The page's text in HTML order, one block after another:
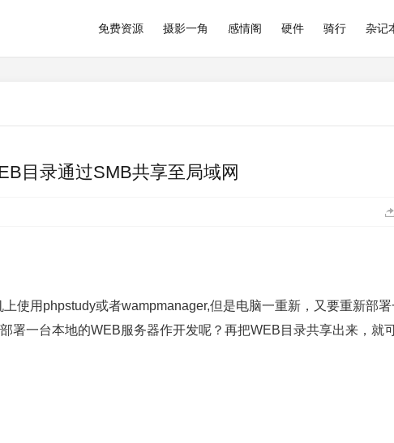
免费资源 摄影一角 感情阁 硬件 骑行 杂记
目录通过SMB共享至局域网
使用phpstudy或者wampmanager,但是电脑一重新，又要重新部署
署一台本地的WEB服务器作开发呢？再把WEB目录共享出来，就